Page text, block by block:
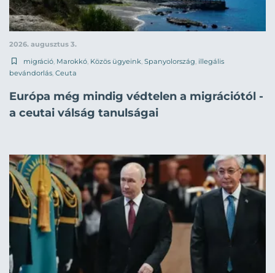
2026. augusztus 3.
migráció, Marokkó, Közös ügyeink, Spanyolország, illegális
bevándorlás, Ceuta
Európa még mindig védtelen a migrációtól -
a ceutai válság tanulságai